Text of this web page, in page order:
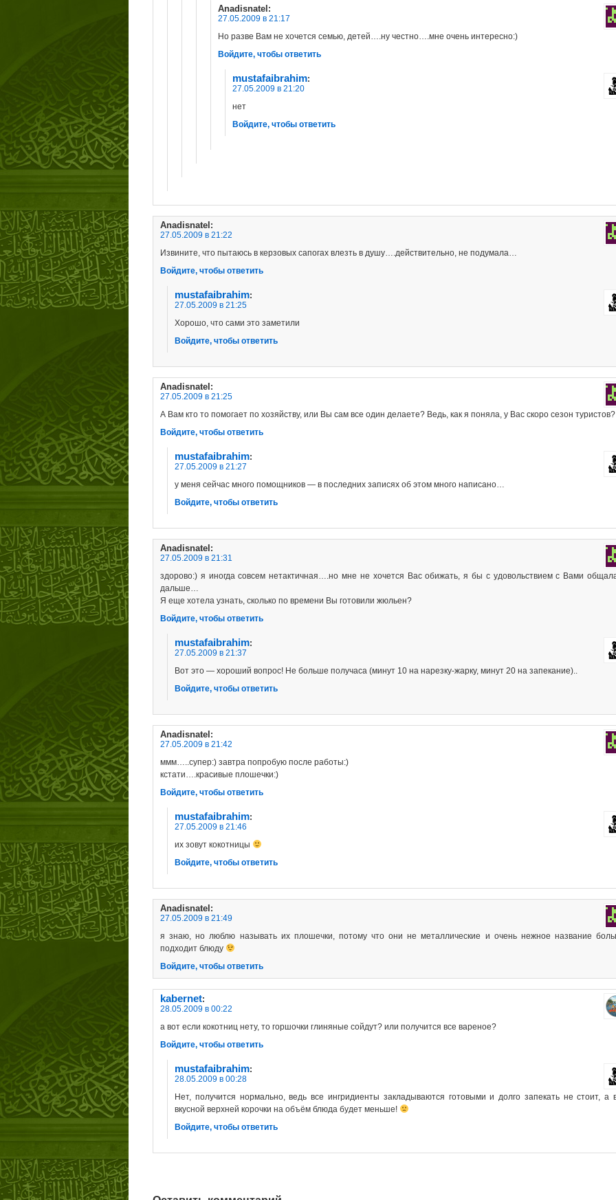
Anadisnatel:
27.05.2009 в 21:17
Но разве Вам не хочется семью, детей….ну честно….мне очень интересно:)
Войдите, чтобы ответить
mustafaibrahim:
27.05.2009 в 21:20
нет
Войдите, чтобы ответить
Anadisnatel:
27.05.2009 в 21:22
Извините, что пытаюсь в керзовых сапогах влезть в душу….действительно, не подумала…
Войдите, чтобы ответить
mustafaibrahim:
27.05.2009 в 21:25
Хорошо, что сами это заметили
Войдите, чтобы ответить
Anadisnatel:
27.05.2009 в 21:25
А Вам кто то помогает по хозяйству, или Вы сам все один делаете? Ведь, как я поняла, у Вас скоро сезон туристов?
Войдите, чтобы ответить
mustafaibrahim:
27.05.2009 в 21:27
у меня сейчас много помощников — в последних записях об этом много написано…
Войдите, чтобы ответить
Anadisnatel:
27.05.2009 в 21:31
здорово:) я иногда совсем нетактичная….но мне не хочется Вас обижать, я бы с удовольствием с Вами
дальше…
Я еще хотела узнать, сколько по времени Вы готовили жюльен?
Войдите, чтобы ответить
mustafaibrahim:
27.05.2009 в 21:37
Вот это — хороший вопрос! Не больше получаса (минут 10 на нарезку-жарку, минут 20 на запекание)..
Войдите, чтобы ответить
Anadisnatel:
27.05.2009 в 21:42
ммм…..супер:) завтра попробую после работы:)
кстати….красивые плошечки:)
Войдите, чтобы ответить
mustafaibrahim:
27.05.2009 в 21:46
их зовут кокотницы
Войдите, чтобы ответить
Anadisnatel:
27.05.2009 в 21:49
я знаю, но люблю называть их плошечки, потому что они не металлические и очень нежное название
подходит блюду
Войдите, чтобы ответить
kabernet:
28.05.2009 в 00:22
а вот если кокотниц нету, то горшочки глиняные сойдут? или получится все вареное?
Войдите, чтобы ответить
mustafaibrahim:
28.05.2009 в 00:28
Нет, получится нормально, ведь все ингридиенты закладываются готовыми и долго запекать не стоит, а
вкусной верхней корочки на объём блюда будет меньше!
Войдите, чтобы ответить